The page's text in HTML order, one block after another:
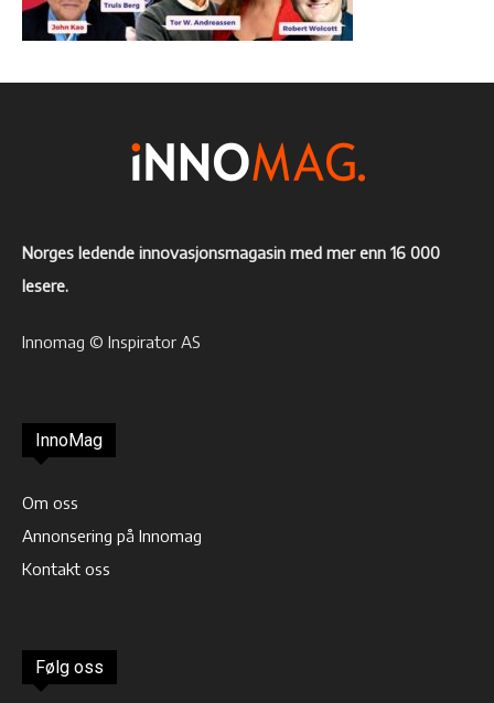
Norges ledende innovasjonsmagasin med mer enn 16 000
lesere.
Innomag © Inspirator AS
InnoMag
Om oss
Annonsering på Innomag
Kontakt oss
Følg oss